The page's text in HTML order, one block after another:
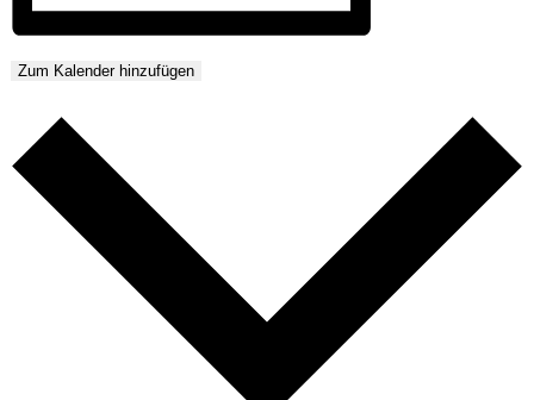
Zum Kalender hinzufügen